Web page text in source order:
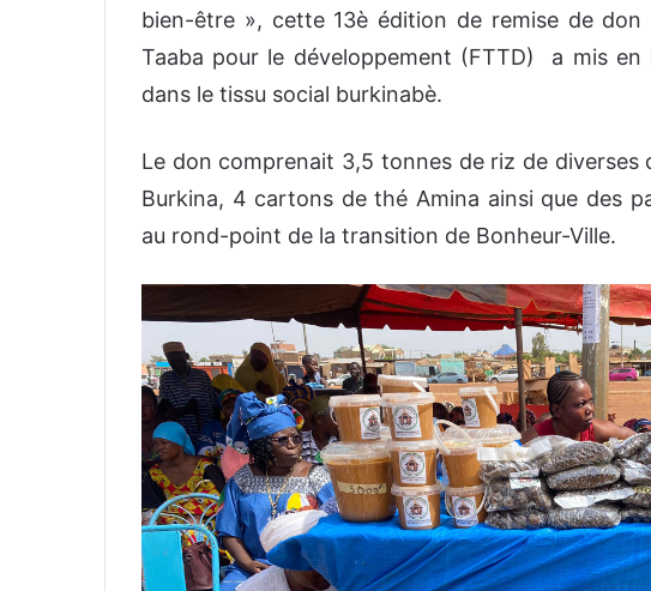
bien-être », cette 13è édition de remise de
Taaba pour le développement (FTTD) a mis en
dans le tissu social burkinabè.
Le don comprenait 3,5 tonnes de riz de diverses
Burkina, 4 cartons de thé Amina ainsi que des
au rond-point de la transition de Bonheur-Ville.